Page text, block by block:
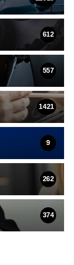
612
557
1421
9
262
374